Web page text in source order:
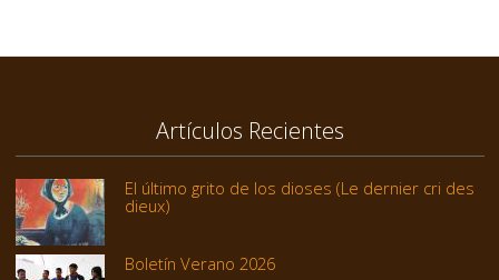
Artículos Recientes
El último grito de los dioses (Le dernier cri des
dieux)
Boletín Verano 2026